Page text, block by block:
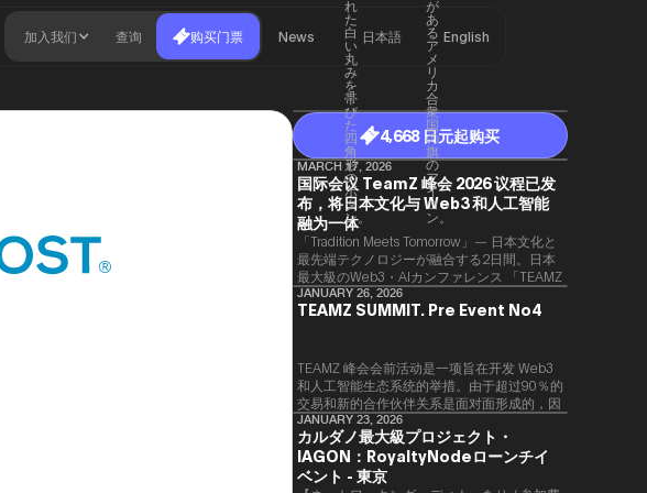
加入我们 查询 购买门票 News 日本語 English
4,668 日元起购买
MARCH 17, 2026
国际会议 TeamZ 峰会 2026 议程已发
布，将日本文化与 Web3 和人工智能
融为一体
「Tradition Meets Tomorrow」— 日本文化と
最先端テクノロジーが融合する2日間。日本
最大級のWeb3・AIカンファレンス 「TEAMZ
Summit 2026」 が、2026年4月7日・8日に
東京・八芳園にて開催されます。今年のテー
る、特別な2日間となります。このたび、公
式アジェンダが公開されました。（※登壇者
のスケジュール等の都合により、開催までに
内容が変更となる可能性があります。）
JANUARY 26, 2026
TEAMZ SUMMIT. Pre Event No4
TEAMZ 峰会会前活动是一项旨在开发 Web3
和人工智能生态系统的举措。由于超过90％的
交易和新的合作伙伴关系是面对面形成的，因
此TEAMZ将在本次活动之前举行一次数量有
限的交流会议，以在轻松的氛围中促进高质量
的交流。
JANUARY 23, 2026
カルダノ最大級プロジェクト・
IAGON：RoyaltyNodeローンチイ
ベント - 東京